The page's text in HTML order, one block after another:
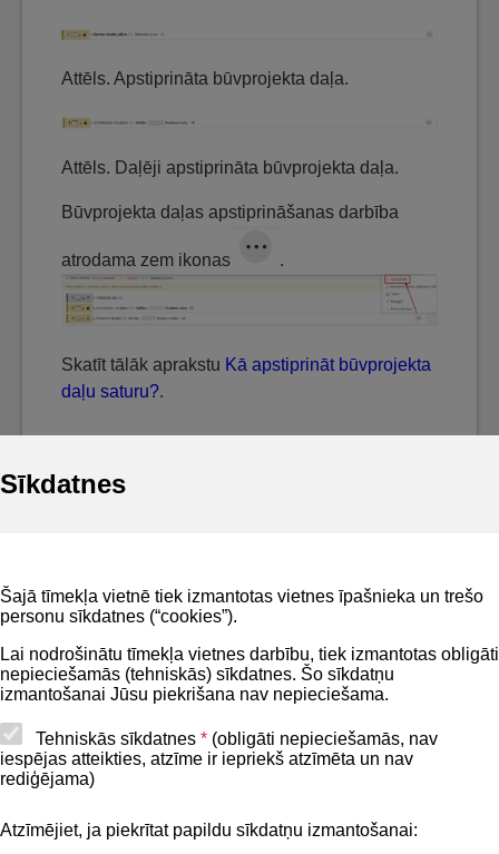
Sīkdatnes
Šajā tīmekļa vietnē tiek izmantotas vietnes īpašnieka un trešo
personu sīkdatnes (“cookies”).
Lai nodrošinātu tīmekļa vietnes darbību, tiek izmantotas obligāti
nepieciešamās (tehniskās) sīkdatnes. Šo sīkdatņu
izmantošanai Jūsu piekrišana nav nepieciešama.
Tehniskās sīkdatnes * (obligāti nepieciešamās, nav
iespējas atteikties, atzīme ir iepriekš atzīmēta un nav
rediģējama)
Atzīmējiet, ja piekrītat papildu sīkdatņu izmantošanai:
Attēls. Apstiprināta būvprojekta daļa.
Attēls. Daļēji apstiprināta būvprojekta daļa.
Būvprojekta daļas apstiprināšanas darbība
atrodama zem ikonas .
Skatīt tālāk aprakstu Kā apstiprināt būvprojekta
daļu saturu?.
Privātuma politika
Lapas karte
Piekļūstamības paziņojums
Kontakti